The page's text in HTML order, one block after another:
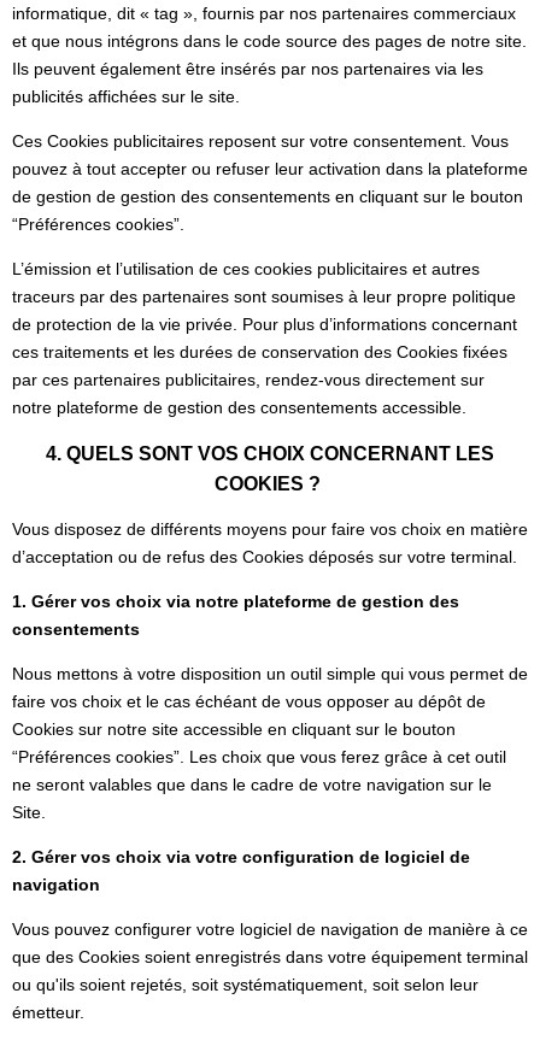
informatique, dit « tag », fournis par nos partenaires commerciaux
et que nous intégrons dans le code source des pages de notre site.
Ils peuvent également être insérés par nos partenaires via les
publicités affichées sur le site.
Ces Cookies publicitaires reposent sur votre consentement. Vous
pouvez à tout accepter ou refuser leur activation dans la plateforme
de gestion de gestion des consentements en cliquant sur le bouton
“Préférences cookies”.
L’émission et l’utilisation de ces cookies publicitaires et autres
traceurs par des partenaires sont soumises à leur propre politique
de protection de la vie privée. Pour plus d’informations concernant
ces traitements et les durées de conservation des Cookies fixées
par ces partenaires publicitaires, rendez-vous directement sur
notre plateforme de gestion des consentements accessible.
4. QUELS SONT VOS CHOIX CONCERNANT LES
COOKIES ?
Vous disposez de différents moyens pour faire vos choix en matière
d’acceptation ou de refus des Cookies déposés sur votre terminal.
1. Gérer vos choix via notre plateforme de gestion des
consentements
Nous mettons à votre disposition un outil simple qui vous permet de
faire vos choix et le cas échéant de vous opposer au dépôt de
Cookies sur notre site accessible en cliquant sur le bouton
“Préférences cookies”. Les choix que vous ferez grâce à cet outil
ne seront valables que dans le cadre de votre navigation sur le
Site.
2. Gérer vos choix via votre configuration de logiciel de
navigation
Vous pouvez configurer votre logiciel de navigation de manière à ce
que des Cookies soient enregistrés dans votre équipement terminal
ou qu'ils soient rejetés, soit systématiquement, soit selon leur
émetteur.